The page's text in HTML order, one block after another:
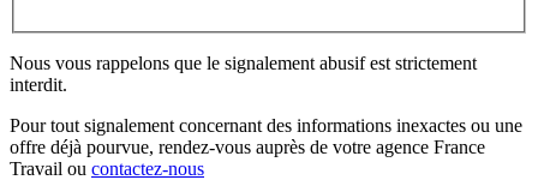
Nous vous rappelons que le signalement abusif est strictement
interdit.
Pour tout signalement concernant des informations inexactes ou une
offre déjà pourvue, rendez-vous auprès de votre agence France
Travail ou contactez-nous